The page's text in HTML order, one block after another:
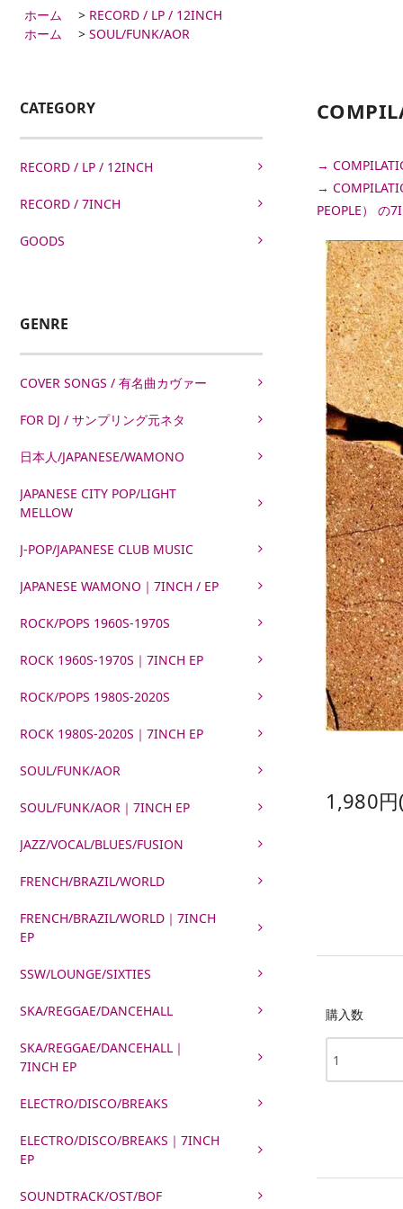
ホーム > RECORD / LP / 12INCH
ホーム
> SOUL/FUNK/AOR
CATEGORY
RECORD / LP / 12INCH
RECORD / 7INCH
GOODS
GENRE
COVER SONGS / 有名曲カヴァー
FOR DJ / サンプリング元ネタ
日本人/JAPANESE/WAMONO
JAPANESE CITY POP/LIGHT
MELLOW
J-POP/JAPANESE CLUB MUSIC
JAPANESE WAMONO｜7INCH / EP
ROCK/POPS 1960S-1970S
ROCK 1960S-1970S｜7INCH EP
ROCK/POPS 1980S-2020S
ROCK 1980S-2020S｜7INCH EP
SOUL/FUNK/AOR
SOUL/FUNK/AOR｜7INCH EP
JAZZ/VOCAL/BLUES/FUSION
FRENCH/BRAZIL/WORLD
FRENCH/BRAZIL/WORLD｜7INCH
EP
SSW/LOUNGE/SIXTIES
SKA/REGGAE/DANCEHALL
SKA/REGGAE/DANCEHALL｜
7INCH EP
ELECTRO/DISCO/BREAKS
ELECTRO/DISCO/BREAKS｜7INCH
EP
SOUNDTRACK/OST/BOF
→
→
PEOPLE） の
1,980
購入数